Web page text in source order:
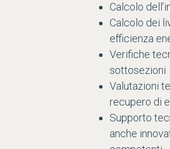
Calcolo
Calcolo dei
efficienza
Verifiche
sottosezioni
Valutazioni
recupero di
Supporto
anche